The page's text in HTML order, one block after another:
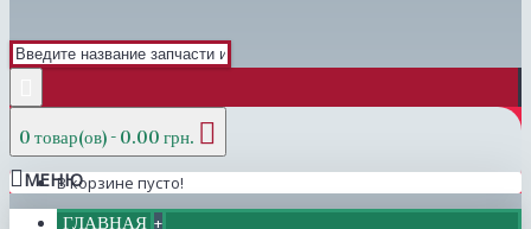
0 товар(ов) - 0.00 грн.
В корзине пусто!
МЕНЮ
ГЛАВНАЯ +